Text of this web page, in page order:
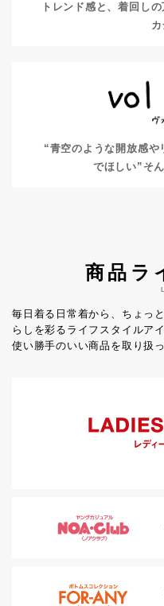
トレンド感と、着回しの
“青空のような開放感
でほしい” そ
商品ラ
毎日着る日常着から、ちょっ
らしを彩るライフスタイルア
使い勝手のいい商品を取り扱